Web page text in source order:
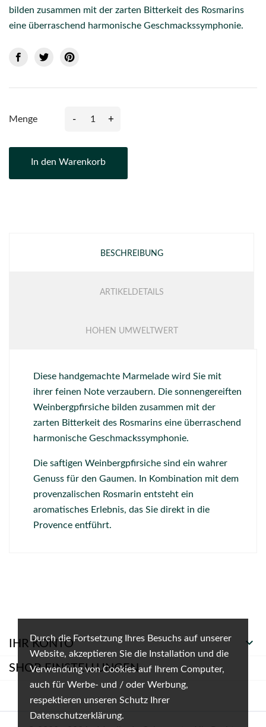
Durch die Fortsetzung Ihres Besuchs auf unserer
Website, akzeptieren Sie die Installation und die
Verwendung von Cookies auf Ihrem Computer,
auch für Werbe- und / oder Werbung,
respektieren unseren Schutz Ihrer
Datenschutzerklärung.
bilden zusammen mit der zarten Bitterkeit des Rosmarins
eine überraschend harmonische Geschmackssymphonie.
Menge - +
In den Warenkorb
BESCHREIBUNG
ARTIKELDETAILS
HOHEN UMWELTWERT
Diese handgemachte Marmelade wird Sie mit
ihrer feinen Note verzaubern. Die sonnengereiften
Weinbergpfirsiche bilden zusammen mit der
zarten Bitterkeit des Rosmarins eine überraschend
harmonische Geschmackssymphonie.
Die saftigen Weinbergpfirsiche sind ein wahrer
Genuss für den Gaumen.
In Kombination mit dem
provenzalischen Rosmarin entsteht ein
aromatisches Erlebnis, das Sie direkt in die
Provence entführt.
IHR KONTO 
SHOP-EINSTELLUNGEN